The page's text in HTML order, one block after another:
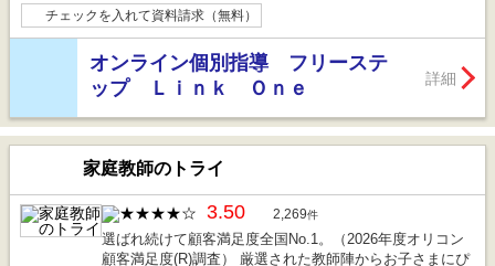
チェックを入れて資料請求（無料）
オンライン個別指導 フリーステ
ップ Ｌｉｎｋ Ｏｎｅ
詳細
家庭教師のトライ
3.50 2,269件
選ばれ続けて顧客満足度全国No.1。（2026年度オリコン
顧客満足度(R)調査） 厳選された教師陣からお子さまにぴ